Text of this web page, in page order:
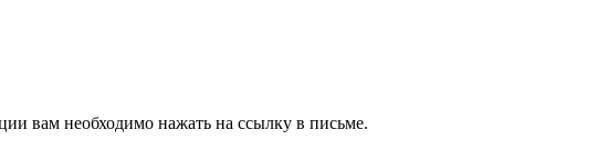
вам необходимо нажать на ссылку в письме.